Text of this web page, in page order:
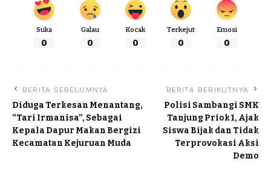
Suka
0
Galau
0
Kocak
0
Terkejut
0
Emosi
0
BERITA SEBELUMNYA
Diduga Terkesan Menantang,
“Tari Irmanisa”, Sebagai
Kepala Dapur Makan Bergizi
Kecamatan Kejuruan Muda
BERITA BERIKUTNYA
Polisi Sambangi SMK
Tanjung Priok 1, Ajak
Siswa Bijak dan Tidak
Terprovokasi Aksi
Demo